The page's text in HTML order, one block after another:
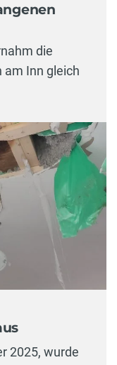
die
am Inn gleich
2025, wurde